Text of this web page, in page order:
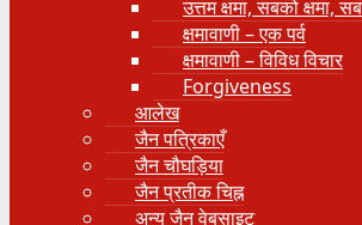
उत्तम क्षमा, सबको क्षमा,
क्षमावाणी – एक पर्व
क्षमावाणी – विविध विचार
Forgiveness
आलेख
जैन पत्रिकाएँ
जैन चौघड़िया
जैन प्रतीक चिह्न
अन्य जैन वेबसाइट